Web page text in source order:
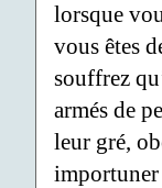
lorsque
vous êtes
souffrez
armés de
leur gré,
importuner